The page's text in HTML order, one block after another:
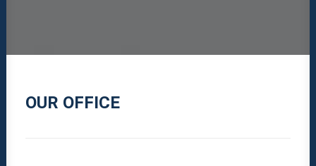
OUR OFFICE